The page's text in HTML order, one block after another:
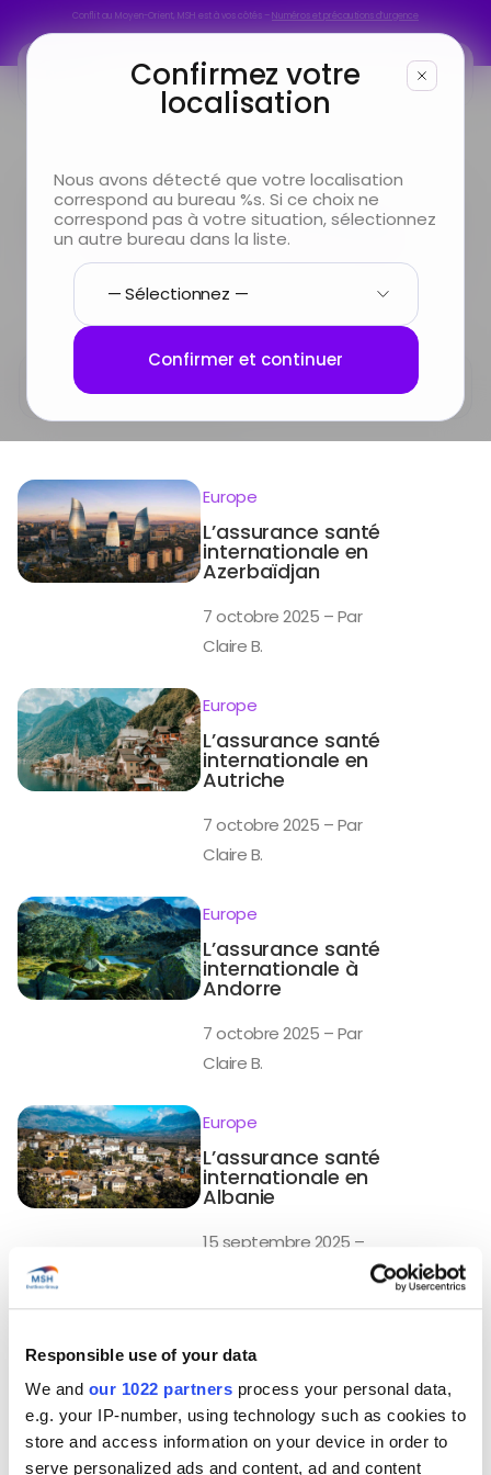
Responsible use of your data
We and our 1022 partners process your personal data,
e.g. your IP-number, using technology such as cookies to
store and access information on your device in order to
serve personalized ads and content, ad and content
Confirmez votre
localisation
Nous avons détecté que votre localisation
correspond au bureau %s. Si ce choix ne
correspond pas à votre situation, sélectionnez
un autre bureau dans la liste.
Confirmer et continuer
Conflit au Moyen-Orient, MSH est à vos côtés –Numéros et précautions d’urgence
Vous cherchez
Infos & Services
Nous connaître
Voyager & s’installer :
tout savoir par pays
Europe
L’assurance santé
internationale en
Azerbaïdjan
7 octobre 2025 – Par
Claire B.
Europe
L’assurance santé
internationale en
Autriche
7 octobre 2025 – Par
Claire B.
Europe
L’assurance santé
internationale à
Andorre
7 octobre 2025 – Par
Claire B.
Europe
L’assurance santé
internationale en
Albanie
15 septembre 2025 –
L’assurance santé
internationale en
Turquie